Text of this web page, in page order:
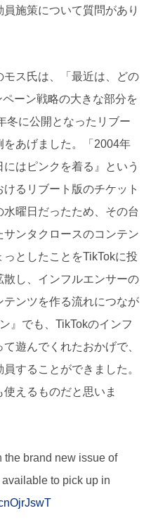
施策について質問があり
ス氏は、「最近は、どの
ーン戦略の大きな部分を
冬に公開となったリブー
をあげました。「2004年
はピンクを着る』という
るリブート版のチケット
曜日だったため、その台
ンタクロースのコンテン
としたことをTikTokに投
し、インフルエンサーの
テンツを作る流れにつなが
』でも、TikTokのインフ
遊んでくれたおかげで、
することができました。
えるものだと思いま
the brand new issue of
to pick up in